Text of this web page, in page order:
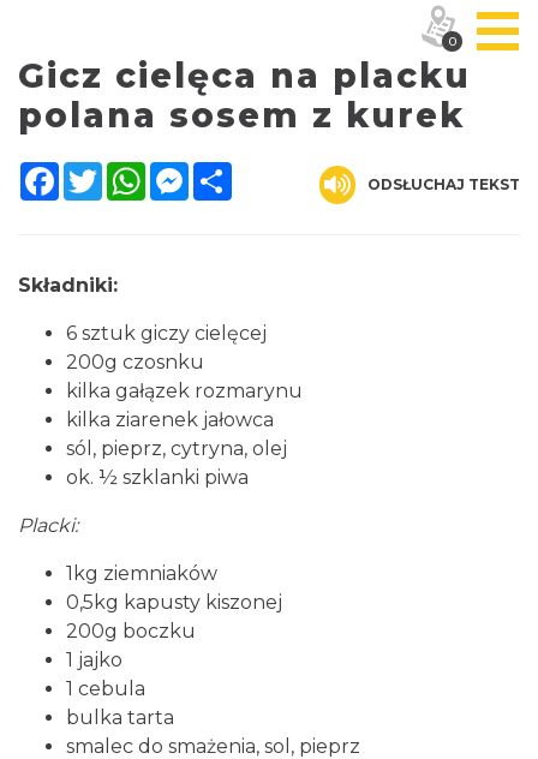
Gicz cielęca na placku
polana sosem z kurek
Facebook
TwitterWhatsAppMessenger
ODSŁUCHAJ TEKST
Składniki:
6 sztuk giczy cielęcej
200g czosnku
kilka gałązek rozmarynu
kilka ziarenek jałowca
sól, pieprz, cytryna, olej
ok. ½ szklanki piwa
Placki:
1kg ziemniaków
0,5kg kapusty kiszonej
200g boczku
1 jajko
1 cebula
bulka tarta
smalec do smażenia, sol, pieprz
0